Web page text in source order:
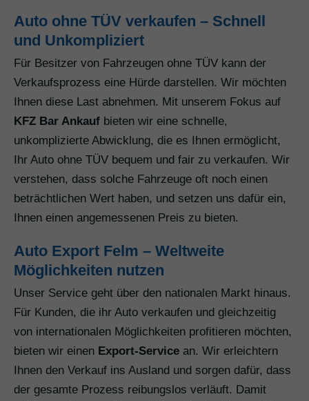
Auto ohne TÜV verkaufen – Schnell
und Unkompliziert
Für Besitzer von Fahrzeugen ohne TÜV kann der
Verkaufsprozess eine Hürde darstellen. Wir möchten
Ihnen diese Last abnehmen. Mit unserem Fokus auf
KFZ Bar Ankauf bieten wir eine schnelle,
unkomplizierte Abwicklung, die es Ihnen ermöglicht,
Ihr Auto ohne TÜV bequem und fair zu verkaufen. Wir
verstehen, dass solche Fahrzeuge oft noch einen
beträchtlichen Wert haben, und setzen uns dafür ein,
Ihnen einen angemessenen Preis zu bieten.
Auto Export Felm – Weltweite
Möglichkeiten nutzen
Unser Service geht über den nationalen Markt hinaus.
Für Kunden, die ihr Auto verkaufen und gleichzeitig
von internationalen Möglichkeiten profitieren möchten,
bieten wir einen Export-Service an. Wir erleichtern
Ihnen den Verkauf ins Ausland und sorgen dafür, dass
der gesamte Prozess reibungslos verläuft. Damit